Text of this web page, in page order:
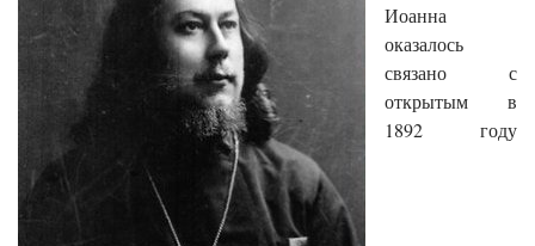
Иоанна
оказалось
связано с
открытым в
1892 году